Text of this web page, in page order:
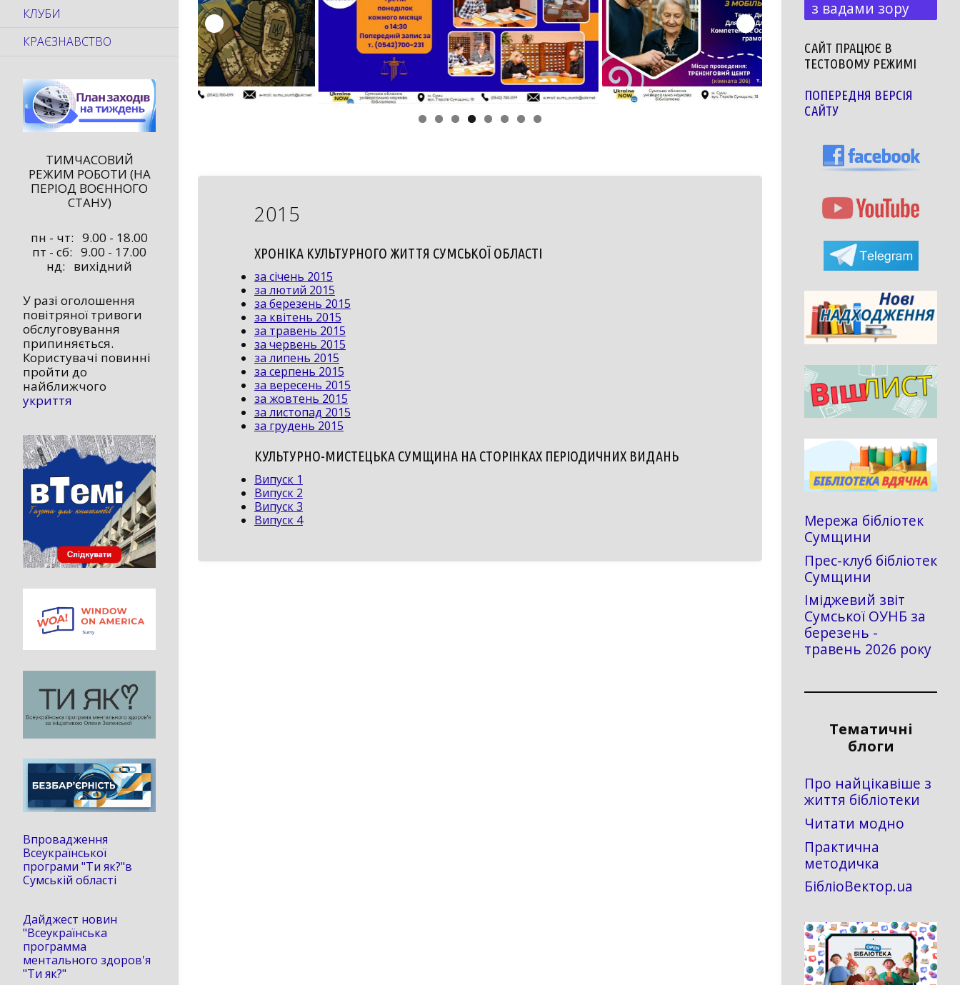
2015
ХРОНІКА КУЛЬТУРНОГО ЖИТТЯ СУМСЬКОЇ ОБЛАСТІ
за січень 2015
за лютий 2015
за березень 2015
за квітень 2015
за травень 2015
за червень 2015
за липень 2015
за серпень 2015
за вересень 2015
за жовтень 2015
за листопад 2015
за грудень 2015
КУЛЬТУРНО-МИСТЕЦЬКА СУМЩИНА НА СТОРІНКАХ ПЕРІОДИЧНИХ ВИДАНЬ
Випуск 1
Випуск 2
Випуск 3
Випуск 4
КЛУБИ
КРАЄЗНАВСТВО
ТИМЧАСОВИЙ
РЕЖИМ РОБОТИ (НА
ПЕРІОД ВОЄННОГО
СТАНУ)
пн - чт: 9.00 - 18.00
пт - сб: 9.00 - 17.00
нд: вихідний
У разі оголошення
повітряної тривоги
обслуговування
припиняється.
Користувачі повинні
пройти до
найближчого
укриття
Впровадження
Всеукраїнської
програми "Ти як?"в
Сумській області
Дайджест новин
"Всеукраїнська
программа
ментального здоров'я
"Ти як?"
з вадами зору
САЙТ ПРАЦЮЄ В
ТЕСТОВОМУ РЕЖИМІ
ПОПЕРЕДНЯ ВЕРСІЯ
САЙТУ
Мережа бібліотек
Сумщини
Прес-клуб бібліотек
Сумщини
Іміджевий звіт
Сумської ОУНБ за
березень -
травень 2026 року
Тематичні
блоги
Про найцікавіше з
життя бібліотеки
Читати модно
Практична
методичка
БібліоВектор.ua